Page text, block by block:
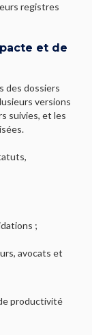
registres
et de
des dossiers
versions
suivies, et les
;
avocats et
productivité